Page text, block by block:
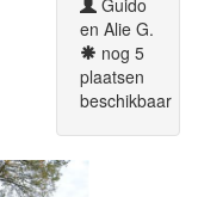
Guido
en Alie G.
nog 5
plaatsen
beschikbaar